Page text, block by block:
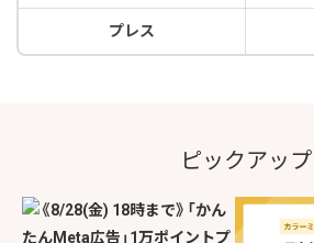
プレス
ピックアップ